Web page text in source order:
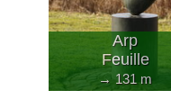
Arp
Feuille
→ 131 m